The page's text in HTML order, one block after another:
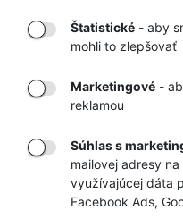
Štatistické - aby
mohli to zlepšovať
Marketingové -
reklamou
Súhlas s
mailovej adresy
využívajúcej dáta
Facebook Ads,
TOVARU AŽ K
VÁM DOMOV
RÝCHLE
DORUČENIE